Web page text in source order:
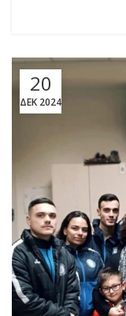
20
ΔΕΚ 2024